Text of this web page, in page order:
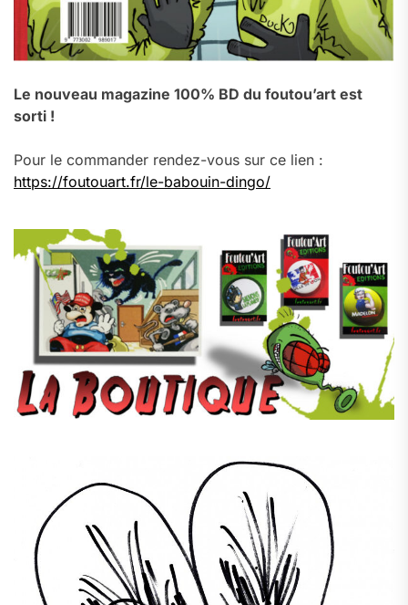
Le nouveau magazine 100% BD du foutou’art est
sorti !
Pour le commander rendez-vous sur ce lien :
https://foutouart.fr/le-babouin-dingo/